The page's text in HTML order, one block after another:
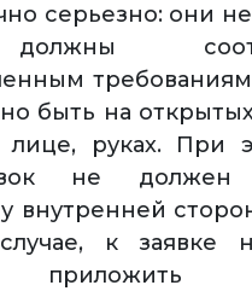
серьезно: они
быть на открытых
руках. При
не должен
внутренней
к заявке
приложить